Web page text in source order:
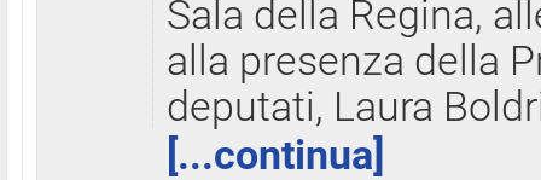
Sala della Regina,
alla presenza della
deputati, Laura
[...continua]